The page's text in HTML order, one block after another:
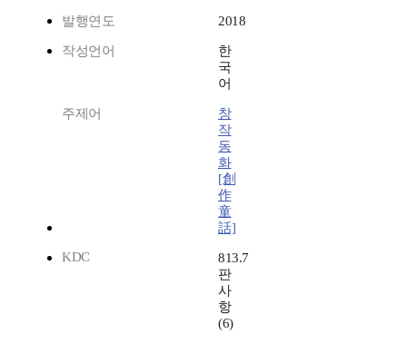
발행연도 2018
작성언어
한
국
어
주제어
창
작
동
화
[創
作
童
話]
KDC
813.7
판
사
항
(6)